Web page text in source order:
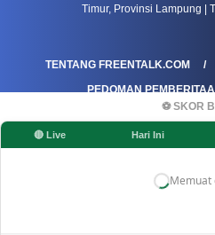
⚽ SKOR
🔴 Live Hari Ini
Memuat
Timur, Provinsi Lampung |
TENTANG FREENTALK.COM
PEDOMAN
PEDOMAN
KOREKSI & KLARIFIKASI